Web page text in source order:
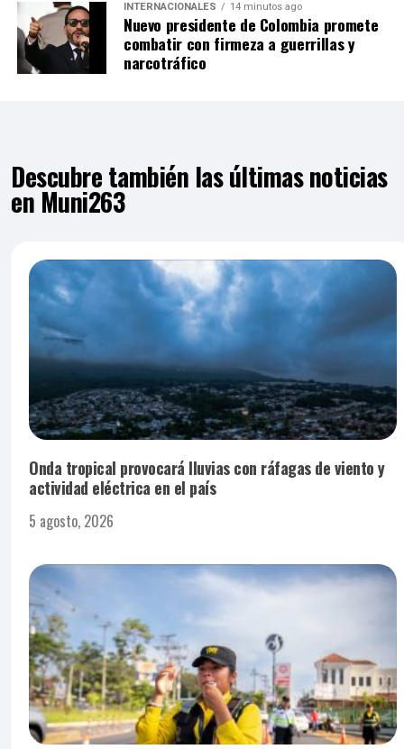
INTERNACIONALES 14 minutos ago
Nuevo presidente de Colombia promete
combatir con firmeza a guerrillas y
narcotráfico
Descubre también las últimas noticias
en Muni263
Onda tropical provocará lluvias con ráfagas de viento y
actividad eléctrica en el país
5 agosto, 2026